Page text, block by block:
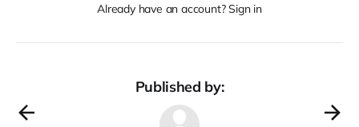
Already have an account? Sign in
Published by: